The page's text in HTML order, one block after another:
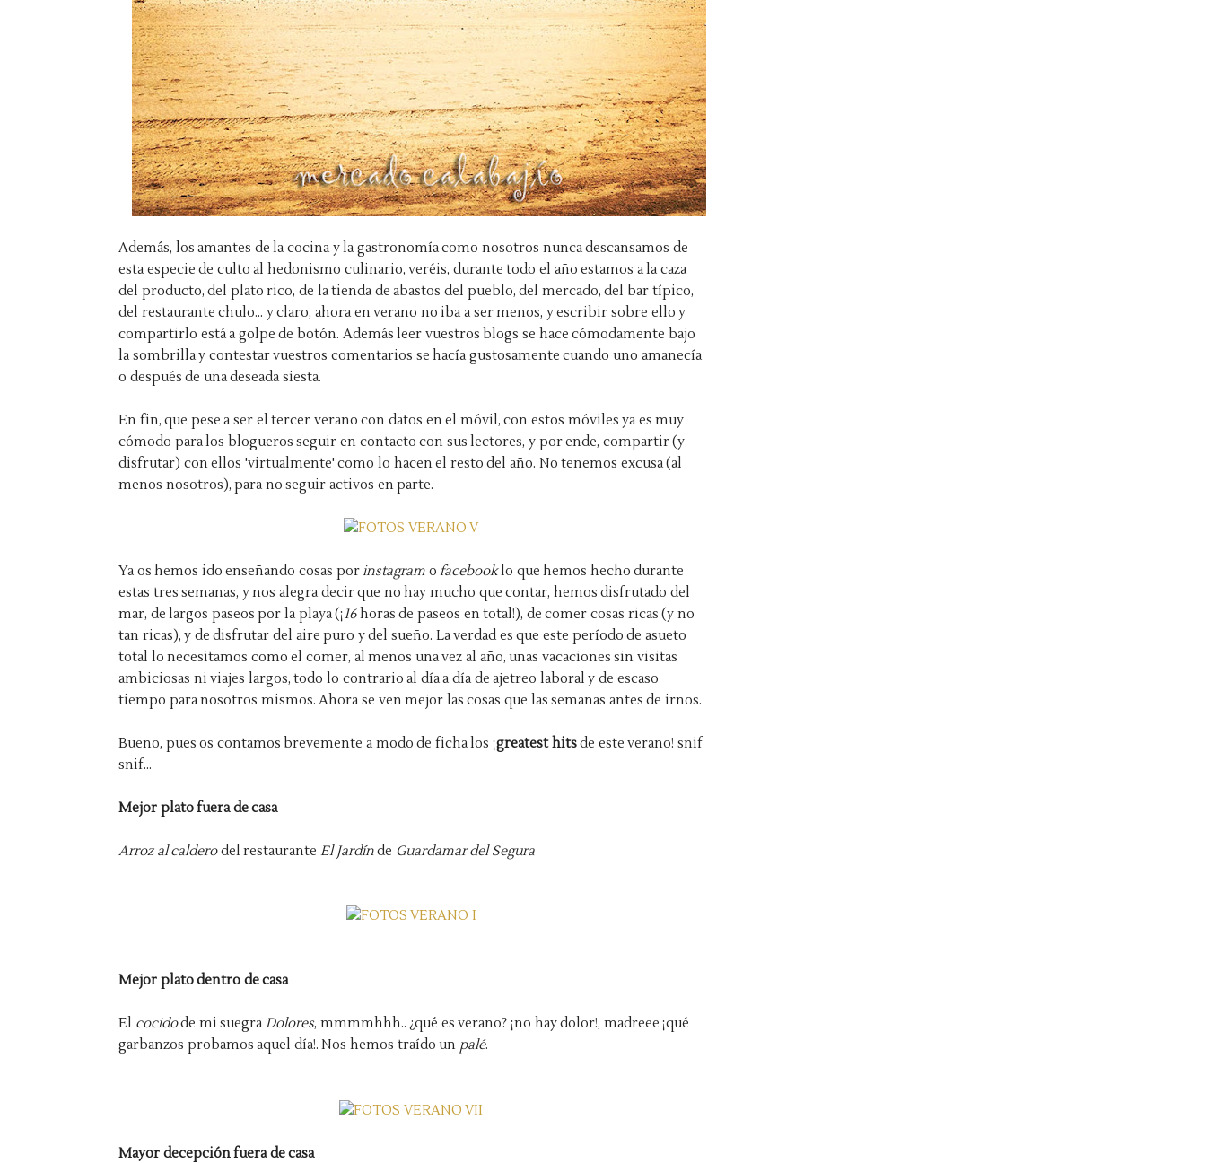
Además, los amantes de la cocina y la gastronomía como nosotros nunca descansamos de
esta especie de culto al hedonismo culinario, veréis, durante todo el año estamos a la caza
del producto, del plato rico, de la tienda de abastos del pueblo, del mercado, del bar típico,
del restaurante chulo... y claro, ahora en verano no iba a ser menos, y escribir sobre ello y
compartirlo está a golpe de botón. Además leer vuestros blogs se hace cómodamente bajo
la sombrilla y contestar vuestros comentarios se hacía gustosamente cuando uno amanecía
o después de una deseada siesta.
En fin, que pese a ser el tercer verano con datos en el móvil, con estos móviles ya es muy
cómodo para los blogueros seguir en contacto con sus lectores, y por ende, compartir (y
disfrutar) con ellos 'virtualmente' como lo hacen el resto del año. No tenemos excusa (al
menos nosotros), para no seguir activos en parte.
Ya os hemos ido enseñando cosas porinstagram ofacebooklo que hemos hecho durante
estas tres semanas, y nos alegra decir que no hay mucho que contar, hemos disfrutado del
mar, de largos paseos por la playa (¡16horas de paseos en total!), de comer cosas ricas (y no
tan ricas), y de disfrutar del aire puro y del sueño. La verdad es que este período de asueto
total lo necesitamos como el comer, al menos una vez al año,unas vacaciones sin visitas
ambiciosas ni viajes largos, todo lo contrario al día a día de ajetreo laboral y de escaso
tiempo para nosotros mismos.Ahora se ven mejor las cosas que las semanas antes de irnos.
Bueno, pues os contamos brevemente a modo de ficha los ¡greatest hitsde este verano! snif
snif...
Mejor plato fuera de casa
Arroz al calderodel restauranteEl Jardínde Guardamar del Segura
Mejor plato dentro de casa
El cocidode mi suegraDolores, mmmmhhh.. ¿qué es verano? ¡no hay dolor!, madreee ¡qué
garbanzos probamos aquel día!. Nos hemos traído un palé.
Mayor decepción fuera de casa